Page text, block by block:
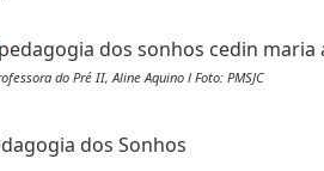
do Pré II, Aline Aquino l Foto: PMSJC
dos Sonhos